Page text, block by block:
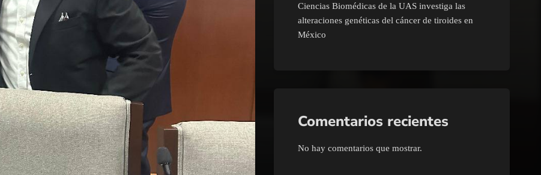
Ciencias Biomédicas de la UAS investiga las
alteraciones genéticas del cáncer de tiroides en
México
Comentarios recientes
No hay comentarios que mostrar.